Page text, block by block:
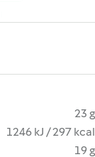
23 g
1246 kJ / 297 kcal
19 g